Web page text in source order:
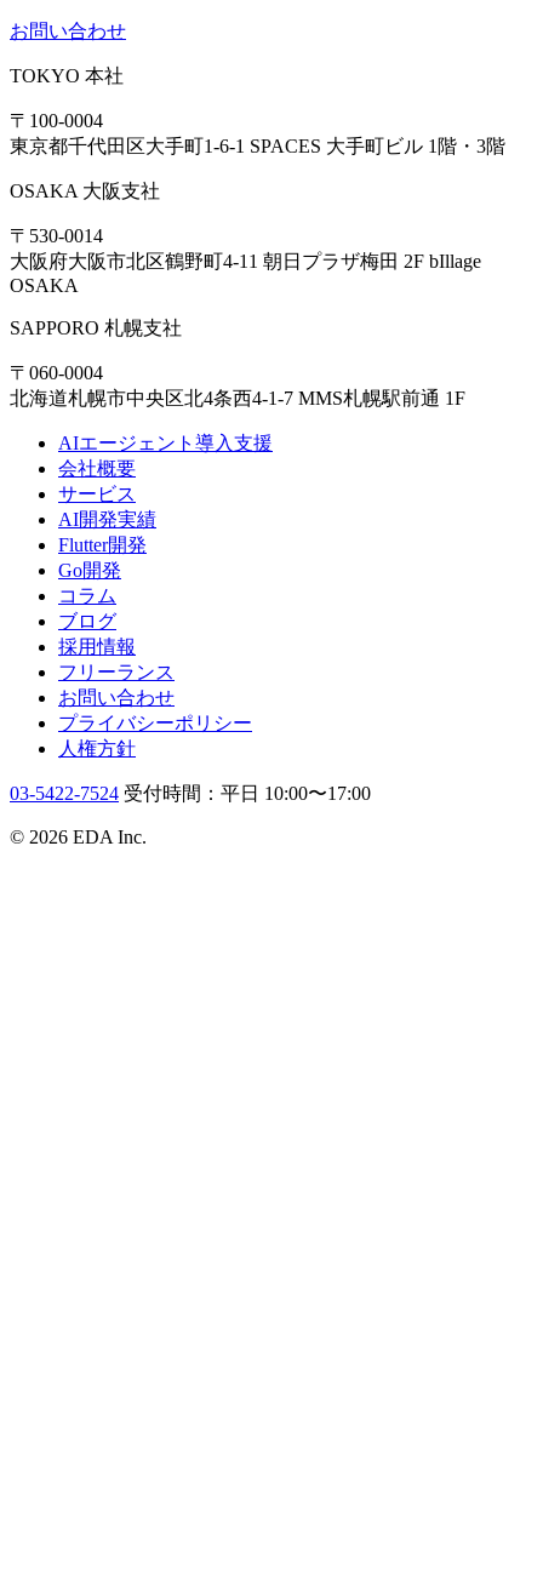
お問い合わせ
TOKYO 本社
〒100-0004
東京都千代田区大手町1-6-1 SPACES 大手町ビル 1階・3階
OSAKA 大阪支社
〒530-0014
大阪府大阪市北区鶴野町4-11 朝日プラザ梅田 2F bIllage
OSAKA
SAPPORO 札幌支社
〒060-0004
北海道札幌市中央区北4条西4-1-7 MMS札幌駅前通 1F
AIエージェント導入支援
会社概要
サービス
AI開発実績
Flutter開発
Go開発
コラム
ブログ
採用情報
フリーランス
お問い合わせ
プライバシーポリシー
人権方針
03-5422-7524 受付時間：平日 10:00〜17:00
© 2026 EDA Inc.